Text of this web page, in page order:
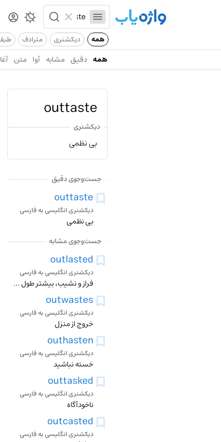
همه دیکشنری مترادف
همه دقیق مشابه آوا متن
outtaste
دیکشنری
بی نظمی
جست‌وجوی دقیق
outtaste
دیکشنری انگلیسی به فارسی
بی نظمی
جست‌وجوی مشابه
outlasted
دیکشنری انگلیسی به فارسی
فراز و نشیب، بیشتر طول کشیدن از، بیشتر زنده بودن از
outwastes
دیکشنری انگلیسی به فارسی
خروج از منزل
outhasten
دیکشنری انگلیسی به فارسی
خسته نباشید
outtasked
دیکشنری انگلیسی به فارسی
ناخودآگاه
outcasted
دیکشنری انگلیسی به فارسی